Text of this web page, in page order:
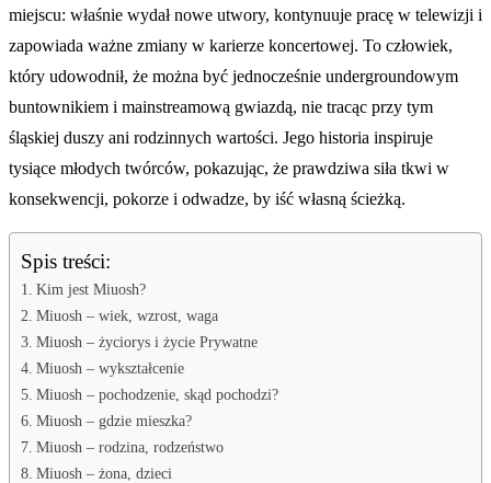
miejscu: właśnie wydał nowe utwory, kontynuuje pracę w telewizji i
zapowiada ważne zmiany w karierze koncertowej. To człowiek,
który udowodnił, że można być jednocześnie undergroundowym
buntownikiem i mainstreamową gwiazdą, nie tracąc przy tym
śląskiej duszy ani rodzinnych wartości. Jego historia inspiruje
tysiące młodych twórców, pokazując, że prawdziwa siła tkwi w
konsekwencji, pokorze i odwadze, by iść własną ścieżką.
Spis treści:
Kim jest Miuosh?
Miuosh – wiek, wzrost, waga
Miuosh – życiorys i życie Prywatne
Miuosh – wykształcenie
Miuosh – pochodzenie, skąd pochodzi?
Miuosh – gdzie mieszka?
Miuosh – rodzina, rodzeństwo
Miuosh – żona, dzieci